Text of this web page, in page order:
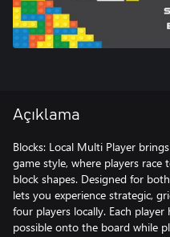
Açıklama
Blocks: Local Multi Player
game style, where players
block shapes. Designed for
lets you experience strategic,
four players locally. Each
possible onto the board while